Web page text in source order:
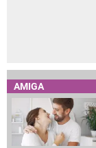
AMIGA